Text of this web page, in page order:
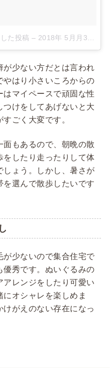
た投稿 – 2018年 5月月31日午前7時06分PDT
が少ない方だとは言われ
やはり小さいころからの
はマイペースで頑固な性
けをしてあげないと大
ごく大変です。
面もあるので、朝晩の散
をしたり走ったりして体
しょう。しかし、暑さが
選んで散歩したいです
が少ないので集合住宅で
優秀です。ぬいぐるみの
アレンジをしたり可愛い
オシャレを楽しめま
がえのない存在になっ